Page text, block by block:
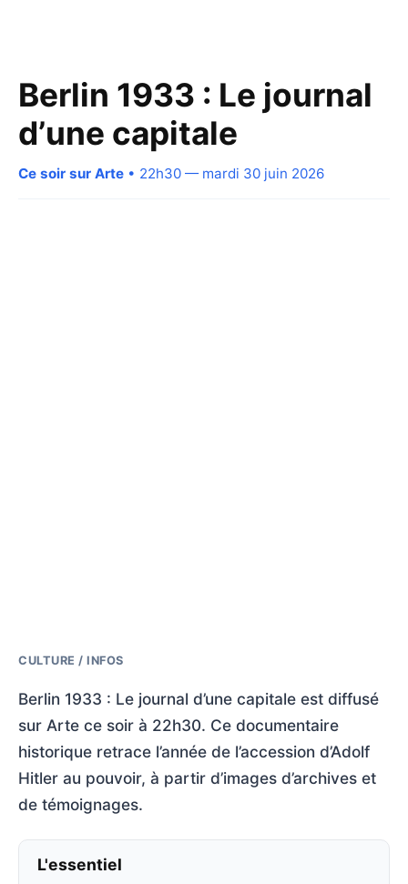
Berlin 1933 : Le journal
dʼune capitale
Ce soir sur Arte • 22h30 — mardi 30 juin 2026
CULTURE / INFOS
Berlin 1933 : Le journal d’une capitale est diffusé
sur Arte ce soir à 22h30. Ce documentaire
historique retrace l’année de l’accession d’Adolf
Hitler au pouvoir, à partir d’images d’archives et
de témoignages.
L'essentiel